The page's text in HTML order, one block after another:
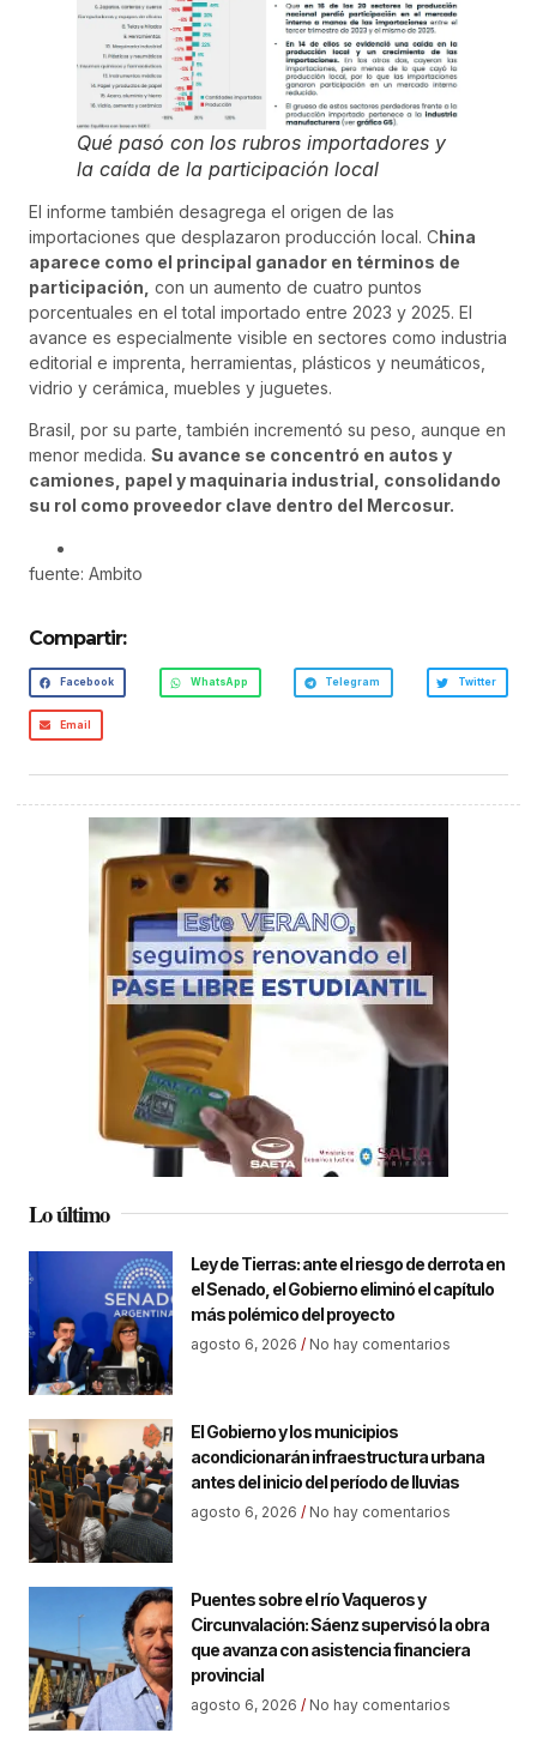
Qué pasó con los rubros importadores y
la caída de la participación local
El informe también desagrega el origen de las
importaciones que desplazaron producción local. China
aparece como el principal ganador en términos de
participación, con un aumento de cuatro puntos
porcentuales en el total importado entre 2023 y 2025. El
avance es especialmente visible en sectores como industria
editorial e imprenta, herramientas, plásticos y neumáticos,
vidrio y cerámica, muebles y juguetes.
Brasil, por su parte, también incrementó su peso, aunque en
menor medida. Su avance se concentró en autos y
camiones, papel y maquinaria industrial, consolidando
su rol como proveedor clave dentro del Mercosur.
fuente: Ambito
Compartir:
Facebook WhatsApp Telegram Twitter
Email
Lo último
Ley de Tierras: ante el riesgo de derrota en
el Senado, el Gobierno eliminó el capítulo
más polémico del proyecto
agosto 6, 2026 No hay comentarios
El Gobierno y los municipios
acondicionarán infraestructura urbana
antes del inicio del período de lluvias
agosto 6, 2026 No hay comentarios
Puentes sobre el río Vaqueros y
Circunvalación: Sáenz supervisó la obra
que avanza con asistencia financiera
provincial
agosto 6, 2026 No hay comentarios